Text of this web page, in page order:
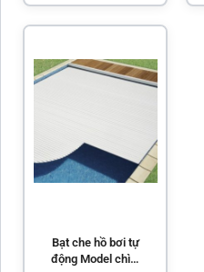
Bạt che hồ bơi tự
động Model chìm